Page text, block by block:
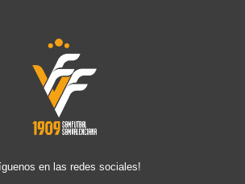
en las redes sociales!